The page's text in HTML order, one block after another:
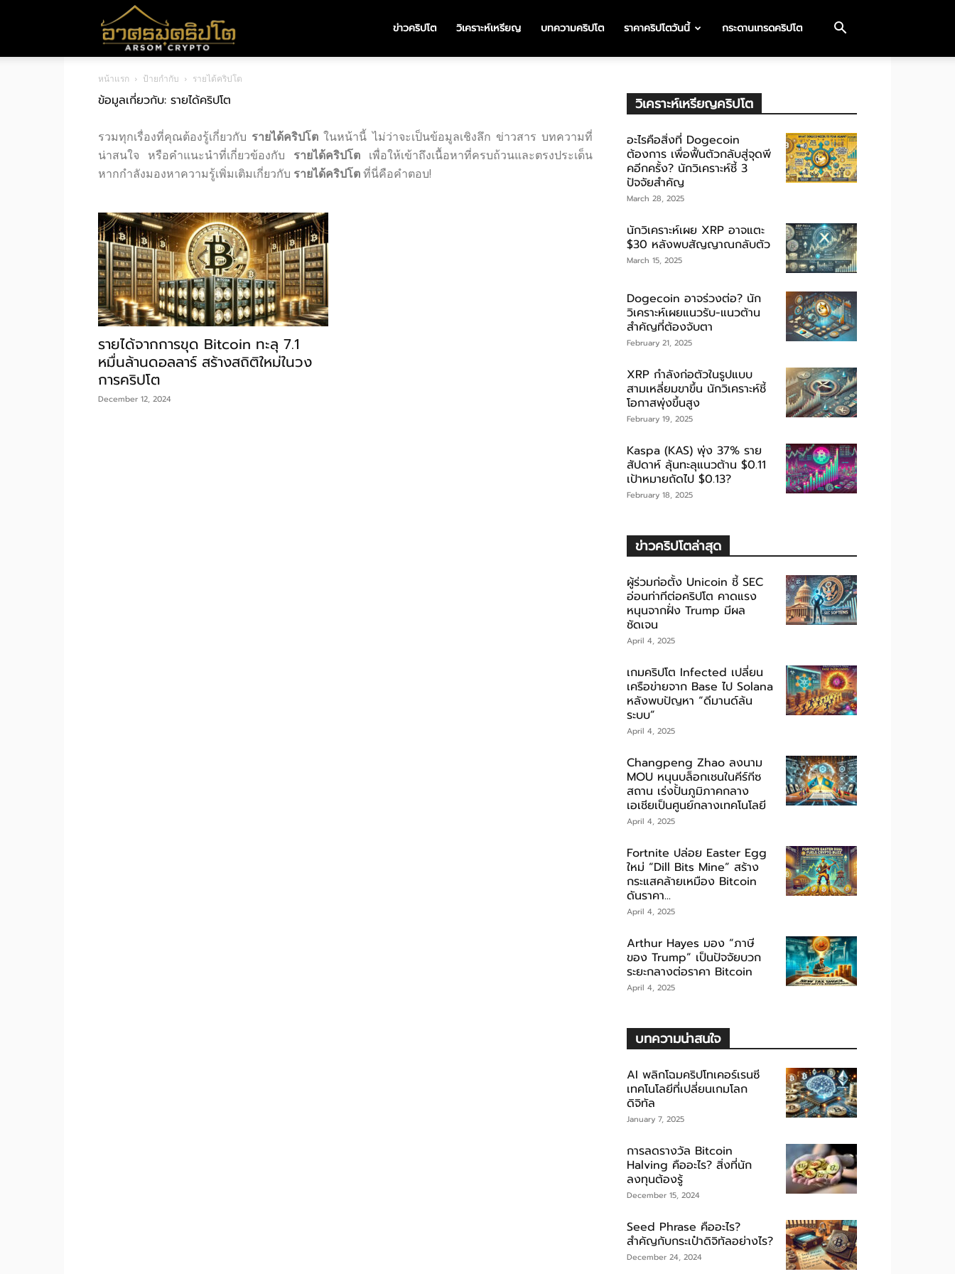
ศร
มค
ปโต
ข่าวคริปโต วิเคราะห์เหรียญ บทความคริปโต ราคาคริปโตวันนี้ กระดานเทรดคริปโต
หน้าแรก ป้ายกำกับ รายได้คริปโต
ข้อมูลเกี่ยวกับ: รายได้คริปโต
รวมทุกเรื่องที่คุณต้องรู้เกี่ยวกับ รายได้คริปโต ในหน้านี้ ไม่ว่าจะเป็นข้อมูลเชิงลึก ข่าวสาร บทความที่
น่าสนใจ หรือคำแนะนำที่เกี่ยวข้องกับ รายได้คริปโต เพื่อให้เข้าถึงเนื้อหาที่ครบถ้วนและตรงประเด็น
หากกำลังมองหาความรู้เพิ่มเติมเกี่ยวกับ รายได้คริปโตที่นี่คือคำตอบ!
รายได้จากการขุด Bitcoin ทะลุ 7.1
หมื่นล้านดอลลาร์ สร้างสถิติใหม่ในวง
การคริปโต
December 12, 2024
วิเคราะห์เหรียญคริปโต
อะไรคือสิ่งที่ Dogecoin
ต้องการ เพื่อฟื้นตัวกลับสู่จุดพี
คอีกครั้ง? นักวิเคราะห์ชี้ 3
ปัจจัยสำคัญ
March 28, 2025
นักวิเคราะห์เผย XRP อาจแตะ
$30 หลังพบสัญญาณกลับตัว
March 15, 2025
Dogecoin อาจร่วงต่อ? นัก
วิเคราะห์เผยแนวรับ-แนวต้าน
สำคัญที่ต้องจับตา
February 21, 2025
XRP กำลังก่อตัวในรูปแบบ
สามเหลี่ยมขาขึ้น นักวิเคราะห์ชี้
โอกาสพุ่งขึ้นสูง
February 19, 2025
Kaspa (KAS) พุ่ง 37% ราย
สัปดาห์ ลุ้นทะลุแนวต้าน $0.11
เป้าหมายถัดไป $0.13?
February 18, 2025
ข่าวคริปโตล่าสุด
ผู้ร่วมก่อตั้ง Unicoin ชี้ SEC
อ่อนท่าทีต่อคริปโต คาดแรง
หนุนจากฝั่ง Trump มีผล
ชัดเจน
April 4, 2025
เกมคริปโต Infected เปลี่ยน
เครือข่ายจาก Base ไป Solana
หลังพบปัญหา “ดีมานด์ล้น
ระบบ”
April 4, 2025
Changpeng Zhao ลงนาม
MOU หนุนบล็อกเชนในคีร์กีซ
สถาน เร่งปั้นภูมิภาคกลาง
เอเชียเป็นศูนย์กลางเทคโนโลยี
April 4, 2025
Fortnite ปล่อย Easter Egg
ใหม่ “Dill Bits Mine” สร้าง
กระแสคล้ายเหมือง Bitcoin
ดันราคา...
April 4, 2025
Arthur Hayes มอง “ภาษี
ของ Trump” เป็นปัจจัยบวก
ระยะกลางต่อราคา Bitcoin
April 4, 2025
บทความน่าสนใจ
AI พลิกโฉมคริปโทเคอร์เรนซี
เทคโนโลยีที่เปลี่ยนเกมโลก
ดิจิทัล
January 7, 2025
การลดรางวัล Bitcoin
Halving คืออะไร? สิ่งที่นัก
ลงทุนต้องรู้
December 15, 2024
Seed Phrase คืออะไร?
สำคัญกับกระเป๋าดิจิทัลอย่างไร?
December 24, 2024